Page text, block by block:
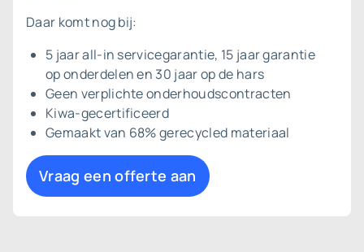
Daar komt nog bij:
5 jaar all-in servicegarantie, 15 jaar garantie
op onderdelen en 30 jaar op de hars
Geen verplichte onderhoudscontracten
Kiwa-gecertificeerd
Gemaakt van 68% gerecycled materiaal
Vraag een offerte aan